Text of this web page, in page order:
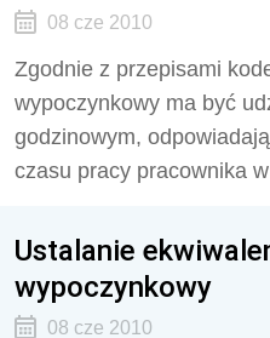
08 cze 2010
Zgodnie z przepisami
wypoczynkowy ma być
godzinowym,
czasu pracy pracownika
Ustalanie
wypoczynkowy
08 cze 2010